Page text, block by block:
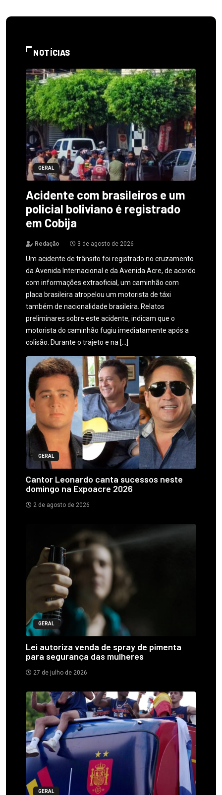
NOTÍCIAS
GERAL
Acidente com brasileiros e um
policial boliviano é registrado
em Cobija
Redação 3 de agosto de 2026
Um acidente de trânsito foi registrado no cruzamento
da Avenida Internacional e da Avenida Acre, de acordo
com informações extraoficial, um caminhão com
placa brasileira atropelou um motorista de táxi
também de nacionalidade brasileira. Relatos
preliminares sobre este acidente, indicam que o
motorista do caminhão fugiu imediatamente após a
colisão. Durante o trajeto e na […]
GERAL
Cantor Leonardo canta sucessos neste
domingo na Expoacre 2026
2 de agosto de 2026
GERAL
Lei autoriza venda de spray de pimenta
para segurança das mulheres
27 de julho de 2026
GERAL